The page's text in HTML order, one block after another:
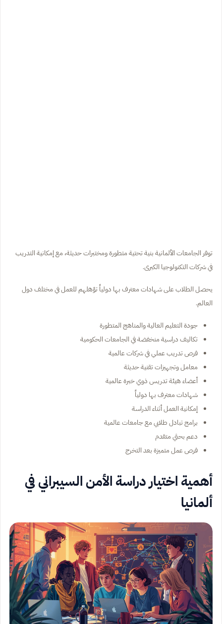
توفر الجامعات الألمانية بنية تحتية متطورة ومختبرات حديثة، مع إمكانية التدريب
في شركات التكنولوجيا الكبرى.
يحصل الطلاب على شهادات معترف بها دولياً تؤهلهم للعمل في مختلف دول
العالم.
جودة التعليم العالية والمناهج المتطورة
تكاليف دراسية منخفضة في الجامعات الحكومية
فرص تدريب عملي في شركات عالمية
معامل وتجهيزات تقنية حديثة
أعضاء هيئة تدريس ذوي خبرة عالمية
شهادات معترف بها دولياً
إمكانية العمل أثناء الدراسة
برامج تبادل طلابي مع جامعات عالمية
دعم بحثي متقدم
فرص عمل متميزة بعد التخرج
أهمية اختيار دراسة الأمن السيبراني في
ألمانيا